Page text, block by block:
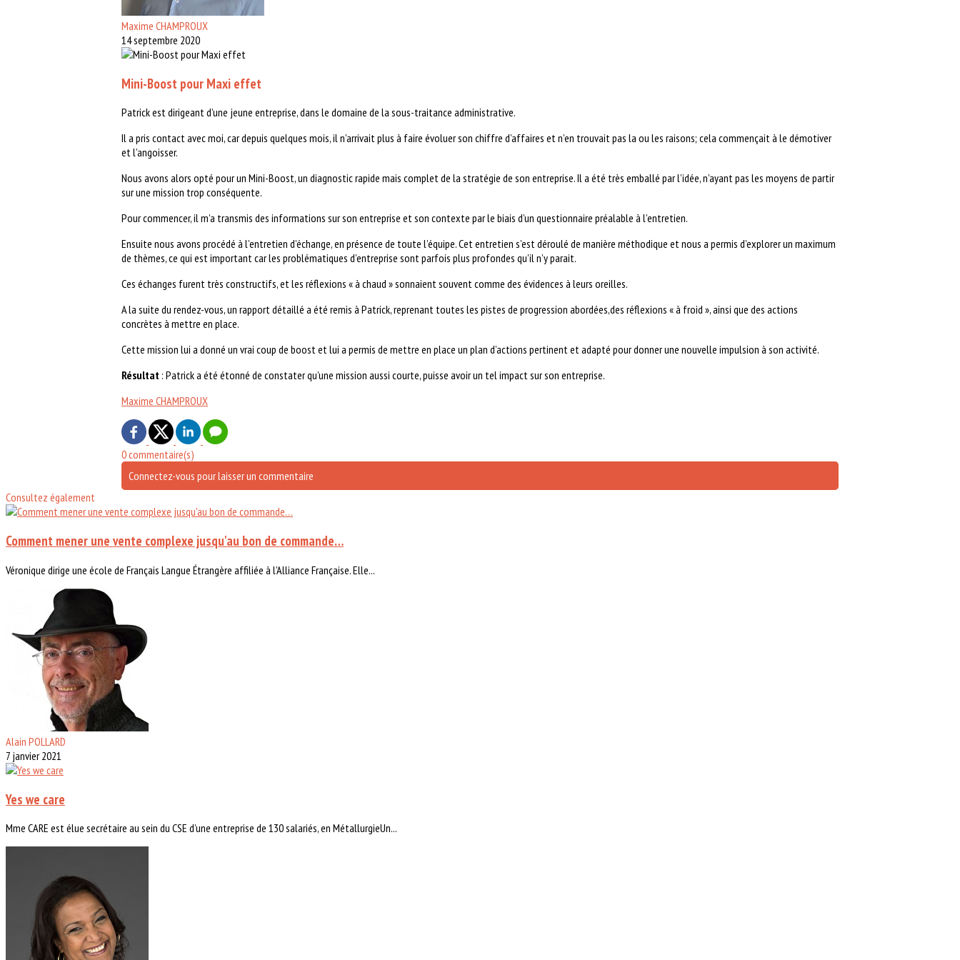
Maxime CHAMPROUX
14 septembre 2020
Mini-Boost pour Maxi effet
Patrick est dirigeant d’une jeune entreprise, dans le domaine de la sous-traitance administrative.
Il a pris contact avec moi, car depuis quelques mois, il n’arrivait plus à faire évoluer son chiffre d’affaires et n’en trouvait pas la ou les raisons; cela commençait à le démotiver
et l’angoisser.
Nous avons alors opté pour un Mini-Boost, un diagnostic rapide mais complet de la stratégie de son entreprise. Il a été très emballé par l’idée, n’ayant pas les moyens de partir
sur une mission trop conséquente.
Pour commencer, il m’a transmis des informations sur son entreprise et son contexte par le biais d’un questionnaire préalable à l’entretien.
Ensuite nous avons procédé à l’entretien d’échange, en présence de toute l’équipe. Cet entretien s’est déroulé de manière méthodique et nous a permis d’explorer un maximum
de thèmes, ce qui est important car les problématiques d’entreprise sont parfois plus profondes qu’il n’y parait.
Ces échanges furent très constructifs, et les réflexions « à chaud » sonnaient souvent comme des évidences à leurs oreilles.
A la suite du rendez-vous, un rapport détaillé a été remis à Patrick, reprenant toutes les pistes de progression abordées,des réflexions « à froid », ainsi que des actions
concrètes à mettre en place.
Cette mission lui a donné un vrai coup de boost et lui a permis de mettre en place un plan d’actions pertinent et adapté pour donner une nouvelle impulsion à son activité.
Résultat : Patrick a été étonné de constater qu’une mission aussi courte, puisse avoir un tel impact sur son entreprise.
Maxime CHAMPROUX
0 commentaire(s)
Connectez-vous pour laisser un commentaire
Consultez également
Comment mener une vente complexe jusqu'au bon de commande…
Véronique dirige une école de Français Langue Étrangère affiliée à l’Alliance Française. Elle...
Alain POLLARD
7 janvier 2021
Yes we care
Mme CARE est élue secrétaire au sein du CSE d’une entreprise de 130 salariés, en MétallurgieUn...